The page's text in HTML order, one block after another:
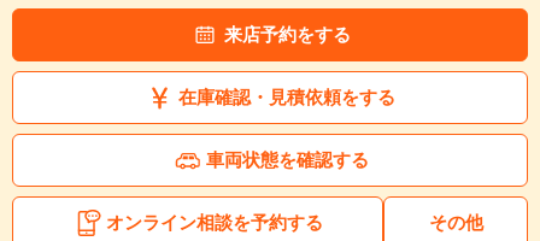
来店予約をする
在庫確認・見積依頼をする
車両状態を確認する
オンライン相談を予約する その他